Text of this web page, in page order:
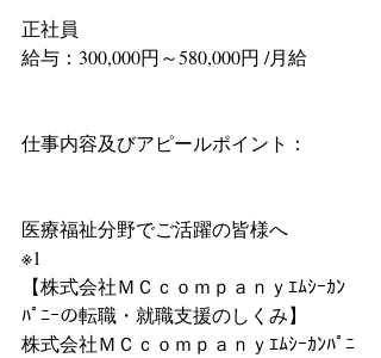
正社員
給与：300,000円～580,000円 /月給
仕事内容及びアピールポイント：
医療福祉分野でご活躍の皆様へ
※1
【株式会社ＭＣｃｏｍｐａｎｙｴﾑｼｰｶﾝ
ﾊﾟﾆｰの転職・就職支援のしくみ】
株式会社ＭＣｃｏｍｐａｎｙｴﾑｼｰｶﾝﾊﾟﾆ